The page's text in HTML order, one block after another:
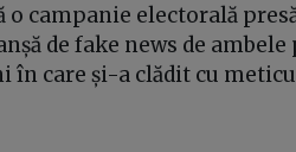
o campanie electorală
de fake news de
în care și-a clădit cu